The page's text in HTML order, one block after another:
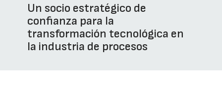
Un socio estratégico de
confianza para la
transformación tecnológica en
la industria de procesos